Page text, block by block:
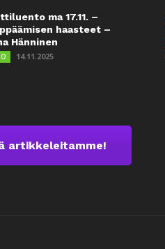
ma 17.11. –
haasteet –
Hänninen
14.11.2025
artikkeleitamme!